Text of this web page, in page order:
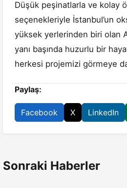
Düşük peşinatlarla ve kolay
seçenekleriyle İstanbul’un
yüksek yerlerinden biri olan
yanı başında huzurlu bir
herkesi projemizi görmeye
Paylaş:
Facebook X LinkedIn
Sonraki Haberler